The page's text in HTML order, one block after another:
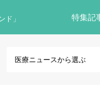
」 特集記
医療ニュースから選ぶ